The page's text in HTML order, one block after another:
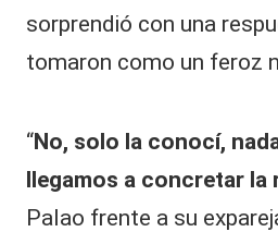
sorprendió con una
tomaron como un feroz
“No, solo la conocí,
llegamos a concretar la
Palao frente a su